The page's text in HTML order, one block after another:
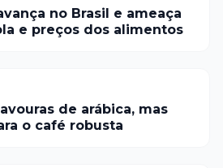
no Brasil e ameaça
e preços dos alimentos
de arábica, mas
o café robusta